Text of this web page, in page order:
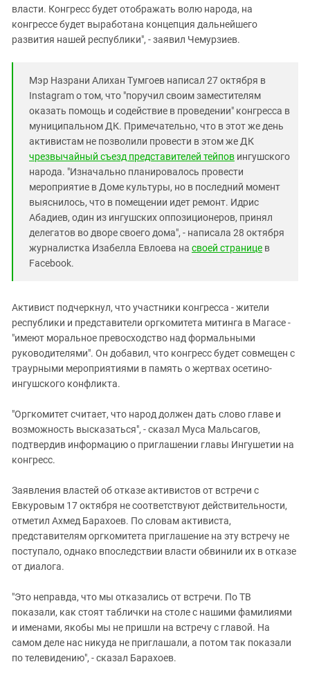
власти. Конгресс будет отображать волю народа, на
конгрессе будет выработана концепция дальнейшего
развития нашей республики", - заявил Чемурзиев.
Мэр Назрани Алихан Тумгоев написал 27 октября в
Instagram о том, что "поручил своим заместителям
оказать помощь и содействие в проведении" конгресса в
муниципальном ДК. Примечательно, что в этот же день
активистам не позволили провести в этом же ДК
чрезвычайный съезд представителей тейпов ингушского
народа. "Изначально планировалось провести
мероприятие в Доме культуры, но в последний момент
выяснилось, что в помещении идет ремонт. Идрис
Абадиев, один из ингушских оппозиционеров, принял
делегатов во дворе своего дома", - написала 28 октября
журналистка Изабелла Евлоева на своей странице в
Facebook.
Активист подчеркнул, что участники конгресса - жители
республики и представители оргкомитета митинга в Магасе -
"имеют моральное превосходство над формальными
руководителями". Он добавил, что конгресс будет совмещен с
траурными мероприятиями в память о жертвах осетино-
ингушского конфликта.
"Оргкомитет считает, что народ должен дать слово главе и
возможность высказаться", - сказал Муса Мальсагов,
подтвердив информацию о приглашении главы Ингушетии на
конгресс.
Заявления властей об отказе активистов от встречи с
Евкуровым 17 октября не соответствуют действительности,
отметил Ахмед Барахоев. По словам активиста,
представителям оргкомитета приглашение на эту встречу не
поступало, однако впоследствии власти обвинили их в отказе
от диалога.
"Это неправда, что мы отказались от встречи. По ТВ
показали, как стоят таблички на столе с нашими фамилиями
и именами, якобы мы не пришли на встречу с главой. На
самом деле нас никуда не приглашали, а потом так показали
по телевидению", - сказал Барахоев.